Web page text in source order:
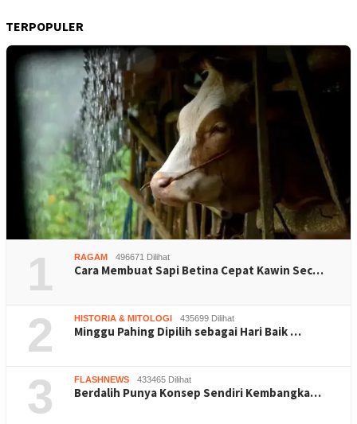
TERPOPULER
1 RAGAM 496671 Dilihat
Cara Membuat Sapi Betina Cepat Kawin Sec…
2 HISTORIA & MITOLOGI 435699 Dilihat
Minggu Pahing Dipilih sebagai Hari Baik …
3 FLASHNEWS 433465 Dilihat
Berdalih Punya Konsep Sendiri Kembangka…